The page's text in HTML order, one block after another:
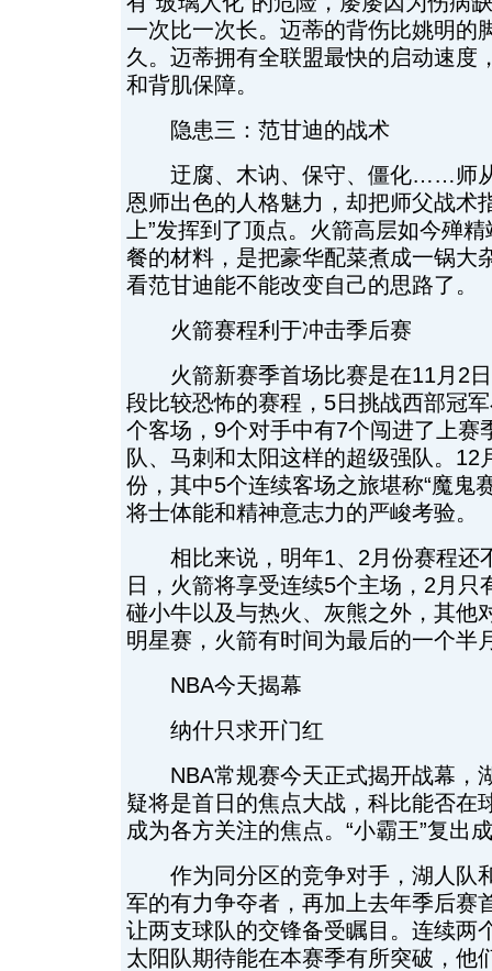
一次比一次长。迈蒂的背伤比姚明的
久。迈蒂拥有全联盟最快的启动速度
和背肌保障。
隐患三：范甘迪的战术
迂腐、木讷、保守、僵化……师从
恩师出色的人格魅力，却把师父战术
上”发挥到了顶点。火箭高层如今殚
餐的材料，是把豪华配菜煮成一锅大
看范甘迪能不能改变自己的思路了。
火箭赛程利于冲击季后赛
火箭新赛季首场比赛是在11月2日
段比较恐怖的赛程，5日挑战西部冠
个客场，9个对手中有7个闯进了上赛
队、马刺和太阳这样的超级强队。12
份，其中5个连续客场之旅堪称“魔鬼
将士体能和精神意志力的严峻考验。
相比来说，明年1、2月份赛程还
日，火箭将享受连续5个主场，2月只
碰小牛以及与热火、灰熊之外，其他
明星赛，火箭有时间为最后的一个半
NBA今天揭幕
纳什只求开门红
NBA常规赛今天正式揭开战幕，
疑将是首日的焦点大战，科比能否在
成为各方关注的焦点。“小霸王”复出
作为同分区的竞争对手，湖人队
军的有力争夺者，再加上去年季后赛
让两支球队的交锋备受瞩目。连续两
太阳队期待能在本赛季有所突破，他